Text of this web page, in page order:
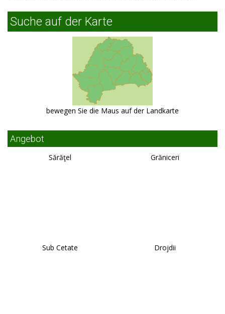
Suche auf der Karte
bewegen Sie die Maus auf der Landkarte
Angebot
Sărăţel Grăniceri
Sub Cetate Drojdii